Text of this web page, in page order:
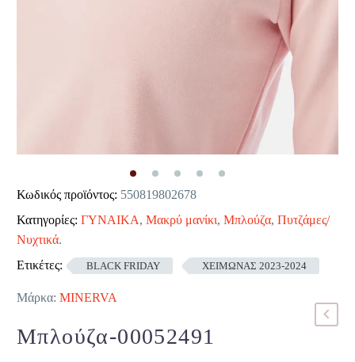
Κωδικός προϊόντος: 550819802678
Κατηγορίες: ΓΥΝΑΙΚΑ, Μακρύ μανίκι, Μπλούζα, Πυτζάμες/
Νυχτικά.
Ετικέτες:
BLACK FRIDAY ΧΕΙΜΩΝΑΣ 2023-2024
Μάρκα: MINERVA
Μπλούζα-00052491